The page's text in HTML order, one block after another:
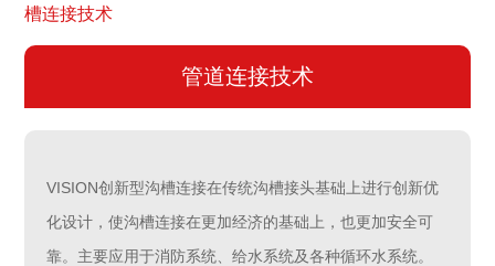
槽连接技术
管道连接技术
VISION创新型沟槽连接在传统沟槽接头基础上进行创新优
化设计，使沟槽连接在更加经济的基础上，也更加安全可
靠。主要应用于消防系统、给水系统及各种循环水系统。